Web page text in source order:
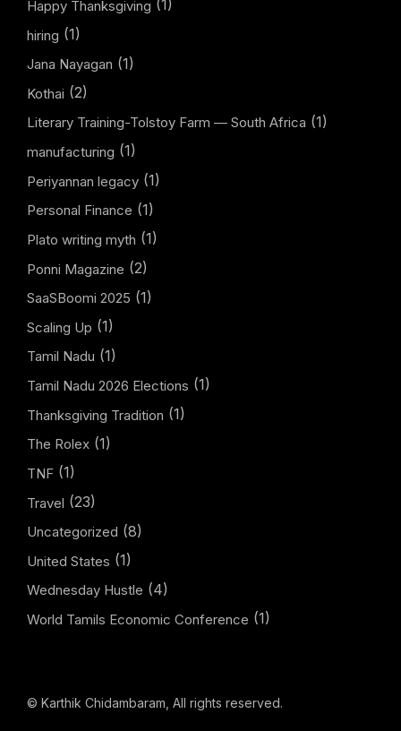
Happy Thanksgiving (1)
hiring (1)
Jana Nayagan (1)
Kothai (2)
Literary Training-Tolstoy Farm — South Africa (1)
manufacturing (1)
Periyannan legacy (1)
Personal Finance (1)
Plato writing myth (1)
Ponni Magazine (2)
SaaSBoomi 2025 (1)
Scaling Up (1)
Tamil Nadu (1)
Tamil Nadu 2026 Elections (1)
Thanksgiving Tradition (1)
The Rolex (1)
TNF (1)
Travel (23)
Uncategorized (8)
United States (1)
Wednesday Hustle (4)
World Tamils Economic Conference (1)
© Karthik Chidambaram, All rights reserved.